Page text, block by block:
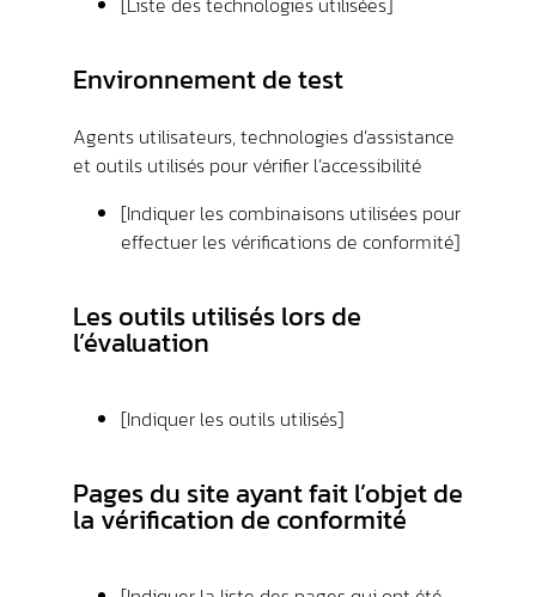
Environnement de test
Agents utilisateurs, technologies d’assistance
et outils utilisés pour vérifier l’accessibilité
[Indiquer les combinaisons utilisées pour
effectuer les vérifications de conformité]
Les outils utilisés lors de
l’évaluation
[Indiquer les outils utilisés]
Pages du site ayant fait l’objet de
la vérification de conformité